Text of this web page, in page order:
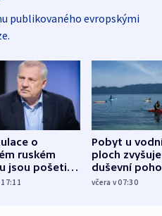
publikovaného evropskými
o
ruském
jsou pošetilé,
Pobyt u
ploch zvyšuje
duševní
ukázala
včera v 07:30